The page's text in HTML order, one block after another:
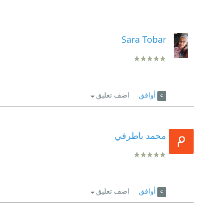
Sara Tobar
أوافق اضف تعليق
محمد باطرفي
أوافق اضف تعليق